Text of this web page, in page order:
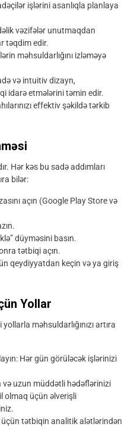
işlərini asanlıqla planlaya
vəzifələr unutmaqdan
təqdim edir.
məhsuldarlığını izləməyə
və intuitiv dizayn,
idarə etmələrini təmin edir.
effektiv şəkildə tərkib
Hər kəs bu sadə addımları
bilər:
açın (Google Play Store və
düyməsini basın.
tətbiqi açın.
qeydiyyatdan keçin və ya giriş
Yollar
məhsuldarlığınızı artıra
Hər gün görüləcək işlərinizi
və uzun müddətli hədəflərinizi
olmaq üçün əlverişli
tətbiqin analitik alətlərindən